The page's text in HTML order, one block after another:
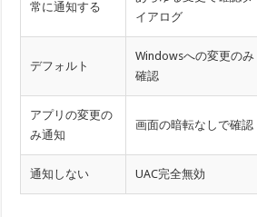
常に通知する
イアログ
デフォルト
Windowsへの変更のみ
確認
アプリの変更の
み通知
画面の暗転なしで確認
通知しない UAC完全無効